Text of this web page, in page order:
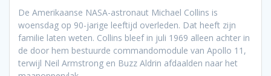
De Amerikaanse NASA-astronaut Michael Collins is
woensdag op 90-jarige leeftijd overleden. Dat heeft zijn
familie laten weten. Collins bleef in juli 1969 alleen achter in
de door hem bestuurde commandomodule van Apollo 11,
terwijl Neil Armstrong en Buzz Aldrin afdaalden naar het